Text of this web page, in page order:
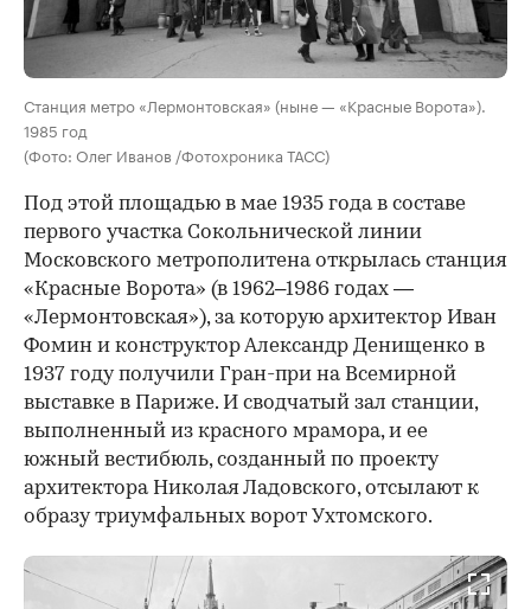
Станция метро «Лермонтовская» (ныне — «Красные Ворота»).
1985 год
(Фото: Олег Иванов /Фотохроника ТАСС)
Под этой площадью в мае 1935 года в составе
первого участка Сокольнической линии
Московского метрополитена открылась станция
«Красные Ворота» (в 1962–1986 годах —
«Лермонтовская»), за которую архитектор Иван
Фомин и конструктор Александр Денищенко в
1937 году получили Гран-при на Всемирной
выставке в Париже. И сводчатый зал станции,
выполненный из красного мрамора, и ее
южный вестибюль, созданный по проекту
архитектора Николая Ладовского, отсылают к
образу триумфальных ворот Ухтомского.